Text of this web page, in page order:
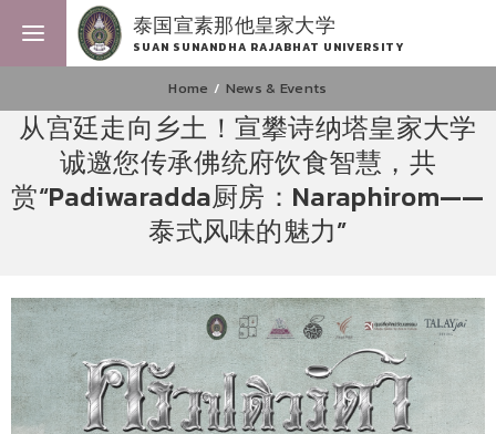
泰国宣素那他皇家大学
SUAN SUNANDHA RAJABHAT UNIVERSITY
Home News & Events
从宫廷走向乡土！宣攀诗纳塔皇家大学
诚邀您传承佛统府饮食智慧，共
赏“Padiwaradda厨房：Naraphirom——
泰式风味的魅力”